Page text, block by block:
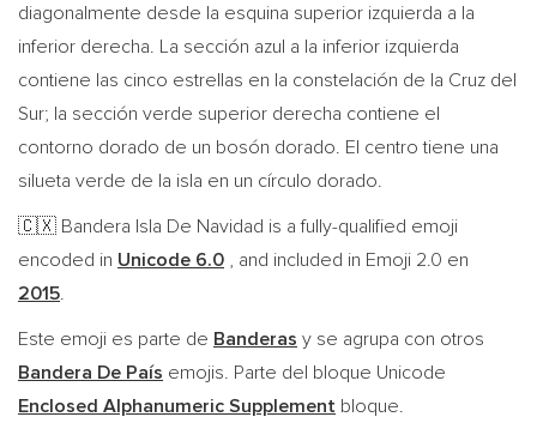
diagonalmente desde la esquina superior izquierda a la
inferior derecha. La sección azul a la inferior izquierda
contiene las cinco estrellas en la constelación de la Cruz del
Sur; la sección verde superior derecha contiene el
contorno dorado de un bosón dorado. El centro tiene una
silueta verde de la isla en un círculo dorado.
🇨🇽 Bandera Isla De Navidad is a fully-qualified emoji
encoded in Unicode 6.0 , and included in Emoji 2.0 en
2015.
Este emoji es parte de Banderas y se agrupa con otros
Bandera De País emojis. Parte del bloque Unicode
Enclosed Alphanumeric Supplement bloque.